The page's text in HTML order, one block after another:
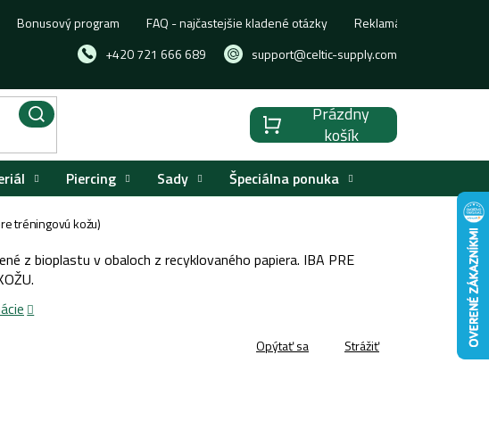
+420 721 666 689 support@celtic-supply.com
Bonusový program FAQ - najčastejšie kladené otázky Reklamácia, výmena
Nákupný
košík
Prázdny
košík
Piercing Sady Špeciálna ponuka
tréningovú kožu)
z bioplastu v obaloch z recyklovaného papiera. IBA PRE
Opýtať sa Strážiť